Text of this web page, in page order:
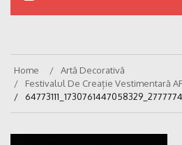
Home
Artă Decorativă
Festivalul De Creație Vestimentară